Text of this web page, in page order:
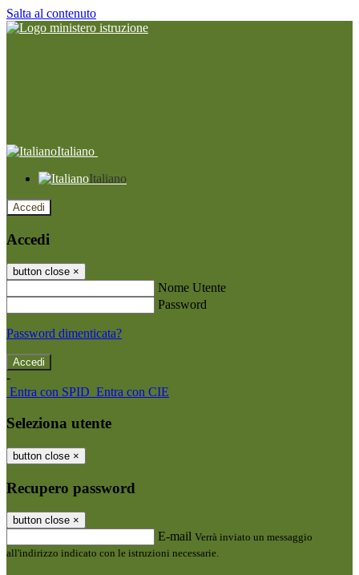
Salta al contenuto
Italiano
Italiano
Accedi
Accedi
button close ×
Nome Utente
Password
Password dimenticata?
-
Entra con SPID Entra con CIE
Seleziona utente
button close ×
Recupero password
button close ×
E-mail Verrà inviato un messaggio
all'indirizzo indicato con le istruzioni necessarie.